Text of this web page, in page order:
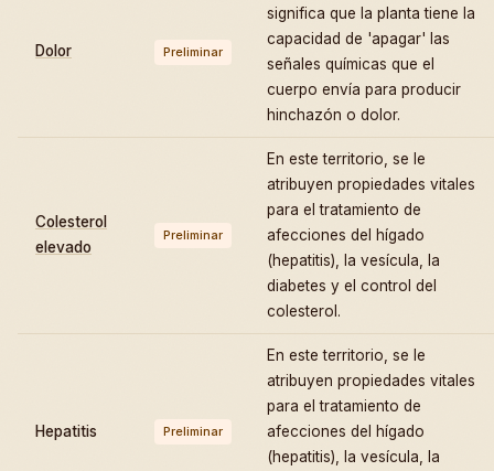
Dolor Preliminar
significa que la planta tiene la
capacidad de 'apagar' las
señales químicas que el
cuerpo envía para producir
hinchazón o dolor.
Colesterol
elevado
Preliminar
En este territorio, se le
atribuyen propiedades vitales
para el tratamiento de
afecciones del hígado
(hepatitis), la vesícula, la
diabetes y el control del
colesterol.
Hepatitis Preliminar
En este territorio, se le
atribuyen propiedades vitales
para el tratamiento de
afecciones del hígado
(hepatitis), la vesícula, la